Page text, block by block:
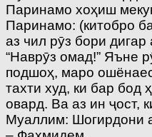
Паринамо хоҳиш
Паринамо: (китобро
аз чил рӯз бори
“Наврӯз омад!” Яъне
подшоҳ, маро
тахти худ, ки бар
овард. Ва аз ин ҷост,
Муаллим: Шогирдони